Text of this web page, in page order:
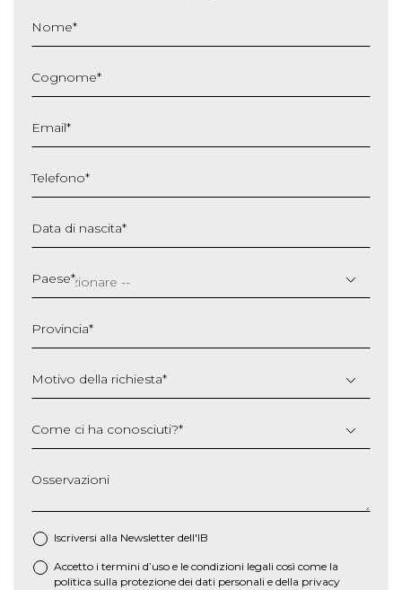
Nome*
Cognome*
Email*
Telefono*
Data di nascita*
slash
MM
AAAA
Paese*
Provincia*
Motivo della richiesta*
Come ci ha conosciuti?*
Osservazioni
Iscriversi alla Newsletter dell'IB
* Accetto i termini d’uso e le condizioni legali così come la
politica sulla protezione dei dati personali e della privacy